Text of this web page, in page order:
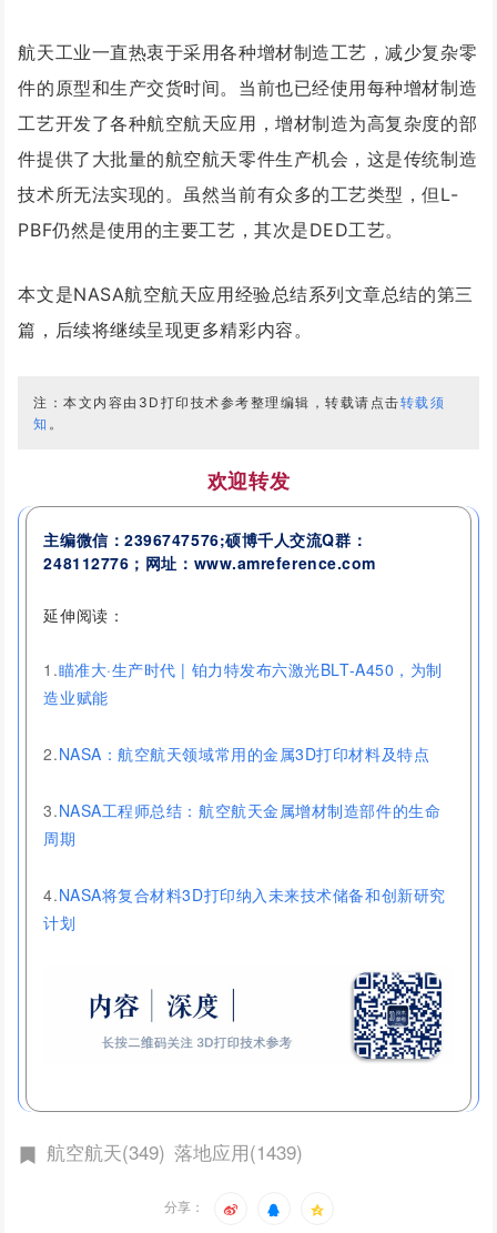
航天工业一直热衷于采用各种增材制造工艺，减少复杂零
件的原型和生产交货时间。当前也已经使用每种增材制造
工艺开发了各种航空航天应用，增材制造为高复杂度的部
件提供了大批量的航空航天零件生产机会，这是传统制造
技术所无法实现的。 虽然当前有众多的工艺类型，但L-
PBF仍然是使用的主要工艺，其次是DED工艺。
本文是NASA航空航天应用经验总结系列文章总结的第三
篇，后续将继续呈现更多精彩内容。
注：本文内容由3D打印技术参考整理编辑，转载请点击转载须
知 。
欢迎转发
主编微信：2396747576;硕博千人交流Q群：
248112776 ；网址：www.amreference.com
延伸阅读：
1.瞄准大·生产时代 | 铂力特发布六激光BLT-A450，为制
造业赋能
2.NASA：航空航天领域常用的金属3D打印材料及特点
3.NASA工程师总结：航空航天金属增材制造部件的生命
周期
4.NASA将复合材料3D打印纳入未来技术储备和创新研究
计划
航空航天(349) 落地应用(1439)
分享：